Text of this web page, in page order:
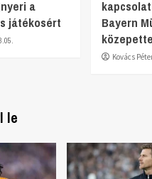
a
játékosért
Bayern
közepette
Kovács
le